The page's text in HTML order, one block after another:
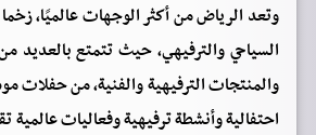
وتعد الرياض من أكثر الوجهات عالميًا،
السياحي والترفيهي، حيث تتمتع بالعديد
والمنتجات الترفيهية والفنية، من حفلات
احتفالية وأنشطة ترفيهية وفعاليات عالمية